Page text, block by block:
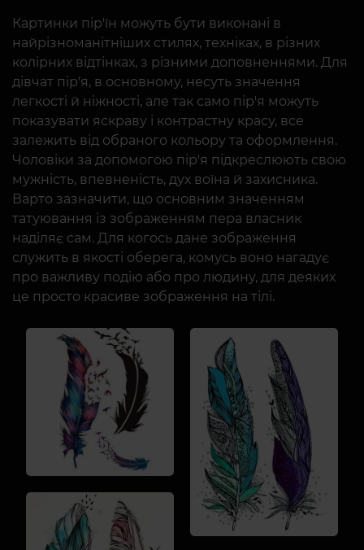
Картинки пір'їн можуть бути виконані в
найрізноманітніших стилях, техніках, в різних
колірних відтінках, з різними доповненнями. Для
дівчат пір'я, в основному, несуть значення
легкості й ніжності, але так само пір'я можуть
показувати яскраву і контрастну красу, все
залежить від обраного кольору та оформлення.
Чоловіки за допомогою пір'я підкреслюють свою
мужність, впевненість, дух воїна й захисника.
Варто зазначити, що основним значенням
татуювання із зображенням пера власник
наділяє сам. Для когось дане зображення
служить в якості оберега, комусь воно нагадує
про важливу подію або про людину, для деяких
це просто красиве зображення на тілі.